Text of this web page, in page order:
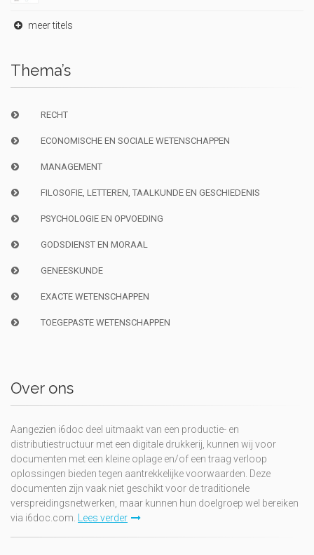
meer titels
Thema’s
RECHT
ECONOMISCHE EN SOCIALE WETENSCHAPPEN
MANAGEMENT
FILOSOFIE, LETTEREN, TAALKUNDE EN GESCHIEDENIS
PSYCHOLOGIE EN OPVOEDING
GODSDIENST EN MORAAL
GENEESKUNDE
EXACTE WETENSCHAPPEN
TOEGEPASTE WETENSCHAPPEN
Over ons
Aangezien i6doc deel uitmaakt van een productie- en
distributiestructuur met een digitale drukkerij, kunnen wij voor
documenten met een kleine oplage en/of een traag verloop
oplossingen bieden tegen aantrekkelijke voorwaarden. Deze
documenten zijn vaak niet geschikt voor de traditionele
verspreidingsnetwerken, maar kunnen hun doelgroep wel bereiken
via i6doc.com. Lees verder